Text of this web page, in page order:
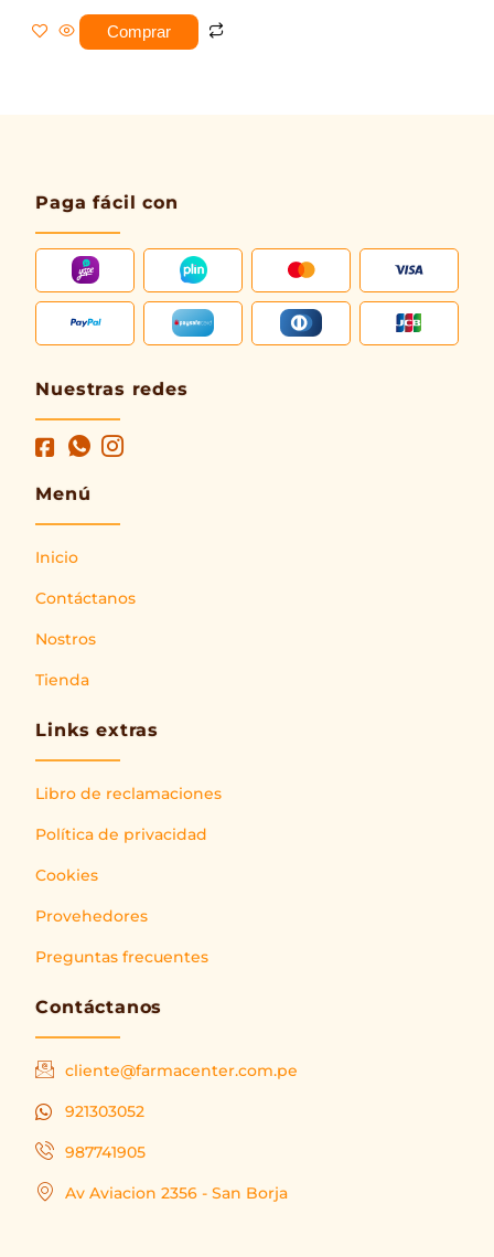
Comprar
Paga fácil con
Nuestras redes
Menú
Inicio
Contáctanos
Nostros
Tienda
Links extras
Libro de reclamaciones
Política de privacidad
Cookies
Provehedores
Preguntas frecuentes
Contáctanos
cliente@farmacenter.com.pe
921303052
987741905
Av Aviacion 2356 - San Borja